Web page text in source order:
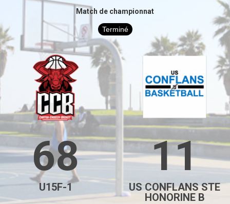
Match de championnat
Terminé
68 11
U15F-1
US CONFLANS STE
HONORINE B